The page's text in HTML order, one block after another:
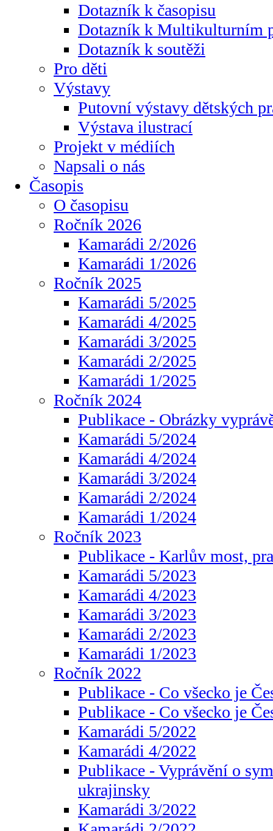
Dotazník k časopisu
Dotazník k Multikulturním
Dotazník k soutěži
Pro děti
Výstavy
Putovní výstavy dětských
Výstava ilustrací
Projekt v médiích
Napsali o nás
Časopis
O časopisu
Ročník 2026
Kamarádi 2/2026
Kamarádi 1/2026
Ročník 2025
Kamarádi 5/2025
Kamarádi 4/2025
Kamarádi 3/2025
Kamarádi 2/2025
Kamarádi 1/2025
Ročník 2024
Publikace - Obrázky
Kamarádi 5/2024
Kamarádi 4/2024
Kamarádi 3/2024
Kamarádi 2/2024
Kamarádi 1/2024
Ročník 2023
Publikace - Karlův most,
Kamarádi 5/2023
Kamarádi 4/2023
Kamarádi 3/2023
Kamarádi 2/2023
Kamarádi 1/2023
Ročník 2022
Publikace - Co všecko je
Publikace - Co všecko je
Kamarádi 5/2022
Kamarádi 4/2022
Publikace - Vyprávění o
ukrajinsky
Kamarádi 3/2022